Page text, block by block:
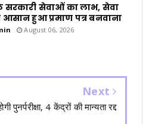
सरकारी सेवाओं का लाभ, सेवा
हुआ प्रमाण पत्र बनवाना
August 06, 2026
Next
पुनर्परीक्षा, 4 केंद्रों की मान्यता रद्द